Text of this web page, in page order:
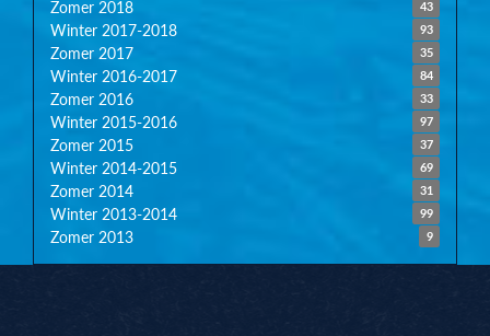
43
Zomer 2018
93
Winter 2017-2018
35
Zomer 2017
84
Winter 2016-2017
33
Zomer 2016
97
Winter 2015-2016
37
Zomer 2015
69
Winter 2014-2015
31
Zomer 2014
99
Winter 2013-2014
9
Zomer 2013